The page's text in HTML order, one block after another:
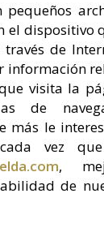
pequeños
el dispositivo
de
información
visita la
de
más le
vez que
,
de